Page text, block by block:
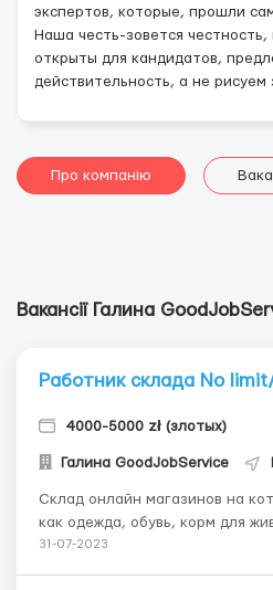
экспертов, которые, прошли
Наша честь-зовется честность,
открыты для кандидатов,
действительность, а не рисуем
Про компанію
Вакансії Галина
Работник склада No
4000-5000 zł (злотых)
Галина GoodJobService
Склад онлайн магазинов на
как одежда, обувь, корм для
договора: Umowa Zlecenie
31-07-2023